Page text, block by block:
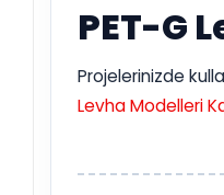
PET-G
Projelerinizde
Levha Modelleri